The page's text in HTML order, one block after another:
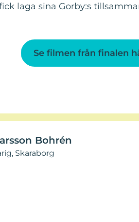
laga sina Gorby:s
Se filmen från finalen
Bohrén
Skaraborg